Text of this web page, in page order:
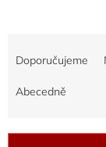
Doporučujeme
Abecedně